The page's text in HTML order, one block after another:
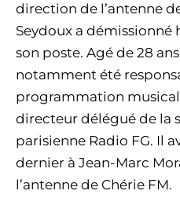
direction de l’antenne
Seydoux a démissionné
son poste. Agé de 28
notamment été
programmation
directeur délégué de la
parisienne Radio FG. Il
dernier à Jean-Marc
l’antenne de Chérie FM.